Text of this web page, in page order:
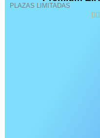
PLAZAS LIMITADAS